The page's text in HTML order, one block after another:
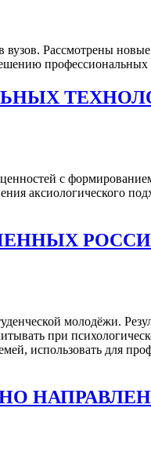
Рассмотрены
профессиональных
ценностей с
аксиологического
молодёжи.
при
использовать для